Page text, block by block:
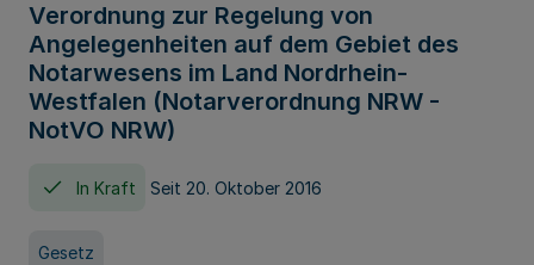
Verordnung zur Regelung von
Angelegenheiten auf dem Gebiet des
Notarwesens im Land Nordrhein-
Westfalen (Notarverordnung NRW -
NotVO NRW)
In Kraft Seit 20. Oktober 2016
Gesetz